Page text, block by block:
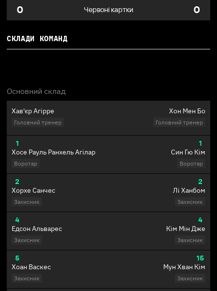
0
Червоні картки 0
СКЛАДИ КОМАНД
Основний склад
Хав'єр Агірре
Головний тренер
1
Хосе Рауль Ранхель Агілар
Воротар
2
Хорхе Санчес
Захисник
4
Едсон Альварес
Захисник
5
Хоан Васкес
Захисник
Хон Мен Бо
Головний тренер
1
Син Гю Кім
Воротар
2
Лі Ханбом
Захисник
4
Кім Мін Дже
Захисник
15
Мун Хван Кім
Захисник